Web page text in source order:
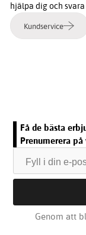
hjälpa dig och
Kundservice
Få de bästa
Prenumerera
Genom att